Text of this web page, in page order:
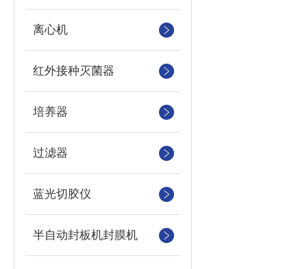
离心机
红外接种灭菌器
培养器
过滤器
蓝光切胶仪
半自动封板机封膜机